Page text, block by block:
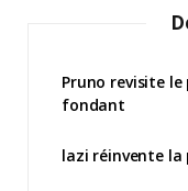
Pruno revisite
fondant
lazi réinvente la